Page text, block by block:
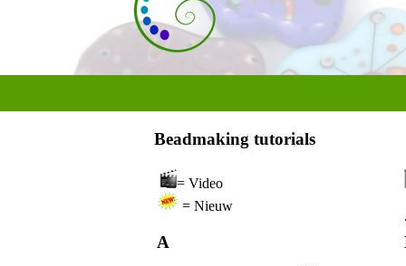
Beadmaking tutorials
= Video
= Nieuw
A